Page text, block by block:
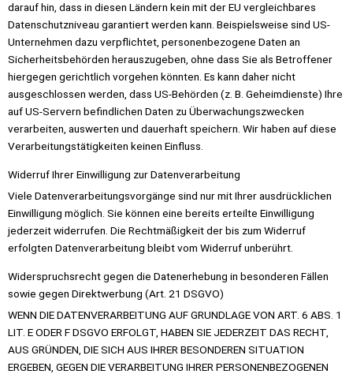
darauf hin, dass in diesen Ländern kein mit der EU vergleichbares
Datenschutzniveau garantiert werden kann. Beispielsweise sind US-
Unternehmen dazu verpflichtet, personenbezogene Daten an
Sicherheitsbehörden herauszugeben, ohne dass Sie als Betroffener
hiergegen gerichtlich vorgehen könnten. Es kann daher nicht
ausgeschlossen werden, dass US-Behörden (z. B. Geheimdienste) Ihre
auf US-Servern befindlichen Daten zu Überwachungszwecken
verarbeiten, auswerten und dauerhaft speichern. Wir haben auf diese
Verarbeitungstätigkeiten keinen Einfluss.
Widerruf Ihrer Einwilligung zur Datenverarbeitung
Viele Datenverarbeitungsvorgänge sind nur mit Ihrer ausdrücklichen
Einwilligung möglich. Sie können eine bereits erteilte Einwilligung
jederzeit widerrufen. Die Rechtmäßigkeit der bis zum Widerruf
erfolgten Datenverarbeitung bleibt vom Widerruf unberührt.
Widerspruchsrecht gegen die Datenerhebung in besonderen Fällen
sowie gegen Direktwerbung (Art. 21 DSGVO)
WENN DIE DATENVERARBEITUNG AUF GRUNDLAGE VON ART. 6 ABS. 1
LIT. E ODER F DSGVO ERFOLGT, HABEN SIE JEDERZEIT DAS RECHT,
AUS GRÜNDEN, DIE SICH AUS IHRER BESONDEREN SITUATION
ERGEBEN, GEGEN DIE VERARBEITUNG IHRER PERSONENBEZOGENEN